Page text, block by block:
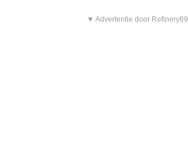
▼ Advertentie door Refinery89